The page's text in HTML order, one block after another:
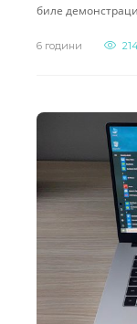
биле
6 години